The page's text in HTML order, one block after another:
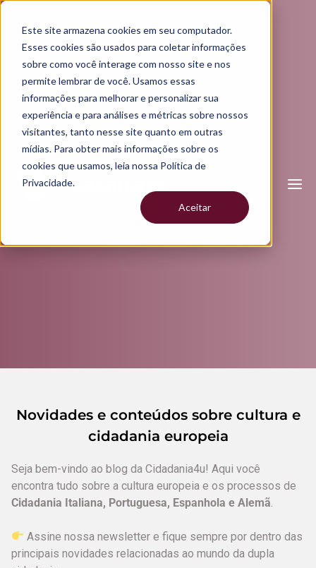
Este site armazena cookies em seu computador.
Esses cookies são usados para coletar informações
sobre como você interage com nosso site e nos
permite lembrar de você. Usamos essas
informações para melhorar e personalizar sua
experiência e para análises e métricas sobre nossos
visitantes, tanto nesse site quanto em outras
mídias. Para obter mais informações sobre os
cookies que usamos, leia nossa Política de
Privacidade.
Aceitar
Novidades e conteúdos sobre cultura e
cidadania europeia
Seja bem-vindo ao blog da Cidadania4u! Aqui você
encontra tudo sobre a cultura europeia e os processos de
Cidadania Italiana, Portuguesa, Espanhola e Alemã.
Assine nossa newsletter e fique sempre por dentro das
principais novidades relacionadas ao mundo da dupla